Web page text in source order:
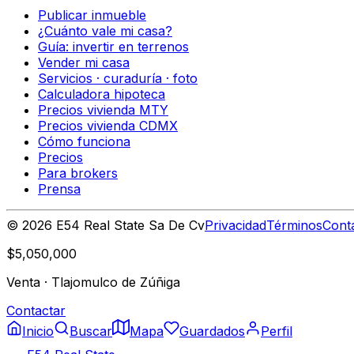
Publicar inmueble
¿Cuánto vale mi casa?
Guía: invertir en terrenos
Vender mi casa
Servicios · curaduría · foto
Calculadora hipoteca
Precios vivienda MTY
Precios vivienda CDMX
Cómo funciona
Precios
Para brokers
Prensa
© 2026 E54 Real State Sa De CvPrivacidadTérminos
$5,050,000
Venta · Tlajomulco de Zúñiga
Contactar
Inicio
Buscar Mapa Guardados
Perfil